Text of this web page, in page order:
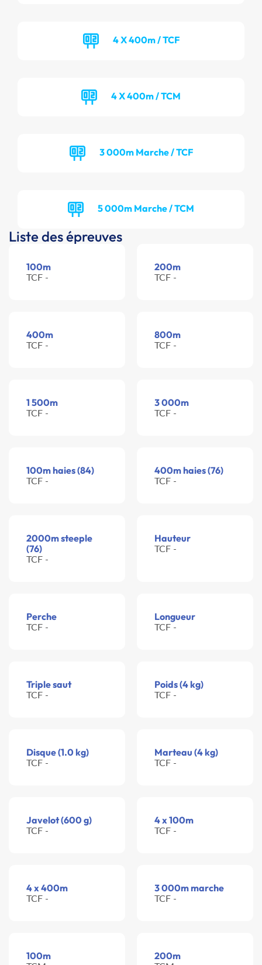
4 X 400m / TCF
4 X 400m / TCM
3 000m Marche / TCF
5 000m Marche / TCM
Liste des épreuves
100m
TCF -
200m
TCF -
400m
TCF -
800m
TCF -
1 500m
TCF -
3 000m
TCF -
100m haies (84)
TCF -
400m haies (76)
TCF -
2000m steeple
(76)
TCF -
Hauteur
TCF -
Perche
TCF -
Longueur
TCF -
Triple saut
TCF -
Poids (4 kg)
TCF -
Disque (1.0 kg)
TCF -
Marteau (4 kg)
TCF -
Javelot (600 g)
TCF -
4 x 100m
TCF -
4 x 400m
TCF -
3 000m marche
TCF -
100m 200m